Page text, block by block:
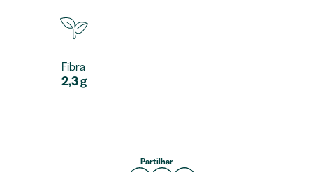
Fibra
2,3 g
Partilhar